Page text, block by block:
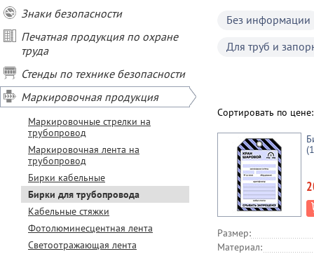
Знаки безопасности
Печатная продукция по охране
труда
Стенды по технике безопасности
Маркировочная продукция
Маркировочные стрелки на
трубопровод
Маркировочная лента на
трубопровод
Бирки кабельные
Бирки для трубопровода
Кабельные стяжки
Фотолюминесцентная лента
Светоотражающая лента
Без информации
Для труб и
Сортировать по
Размер:
Материал: